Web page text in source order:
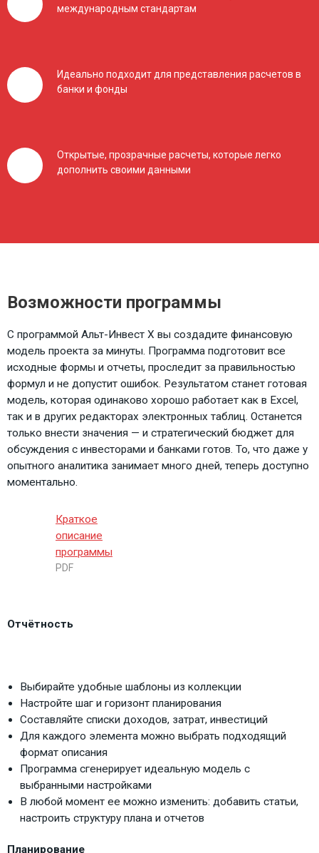
международным стандартам
Идеально подходит для представления расчетов в
банки и фонды
Открытые, прозрачные расчеты, которые легко
дополнить своими данными
Возможности программы
С программой Альт-Инвест Х вы создадите финансовую
модель проекта за минуты. Программа подготовит все
исходные формы и отчеты, проследит за правильностью
формул и не допустит ошибок. Результатом станет готовая
модель, которая одинаково хорошо работает как в Excel,
так и в других редакторах электронных таблиц. Останется
только внести значения — и стратегический бюджет для
обсуждения с инвесторами и банками готов. То, что даже у
опытного аналитика занимает много дней, теперь доступно
моментально.
Краткое
описание
программы
PDF
Отчётность
Выбирайте удобные шаблоны из коллекции
Настройте шаг и горизонт планирования
Составляйте списки доходов, затрат, инвестиций
Для каждого элемента можно выбрать подходящий
формат описания
Программа сгенерирует идеальную модель с
выбранными настройками
В любой момент ее можно изменить: добавить статьи,
настроить структуру плана и отчетов
Планирование